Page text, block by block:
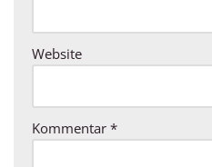
Website
Kommentar *